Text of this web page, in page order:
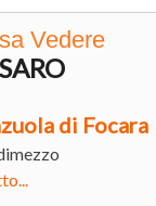
Vedere
di Focara